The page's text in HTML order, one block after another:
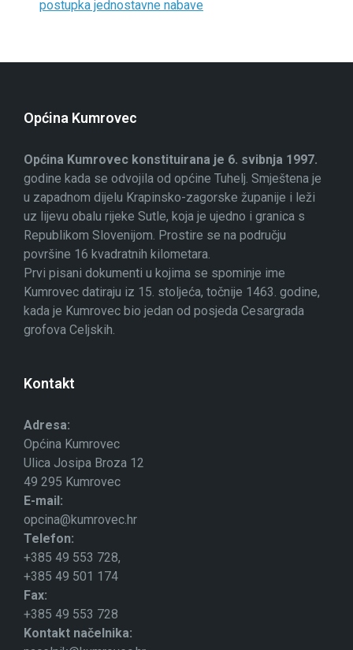
postupka jednostavne nabave
Općina Kumrovec
Općina Kumrovec konstituirana je 6. svibnja 1997.
godine kada se odvojila od općine Tuhelj. Smještena je
u zapadnom dijelu Krapinsko-zagorske županije i leži
uz lijevu obalu rijeke Sutle, koja je ujedno i granica s
Republikom Slovenijom. Prostire se na području
površine 16 kvadratnih kilometara.
Prvi pisani dokumenti u kojima se spominje ime
Kumrovec datiraju iz 15. stoljeća, točnije 1463. godine,
kada je Kumrovec bio jedan od posjeda Cesargrada
grofova Celjskih.
Kontakt
Adresa:
Općina Kumrovec
Ulica Josipa Broza 12
49 295 Kumrovec
E-mail:
opcina@kumrovec.hr
Telefon:
+385 49 553 728,
+385 49 501 174
Fax:
+385 49 553 728
Kontakt načelnika: